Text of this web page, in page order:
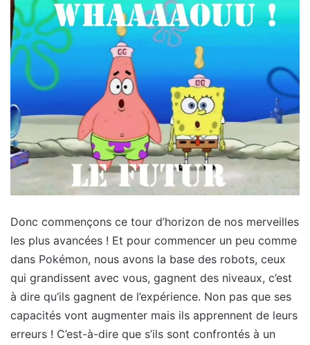
Donc commençons ce tour d’horizon de nos merveilles
les plus avancées ! Et pour commencer un peu comme
dans Pokémon, nous avons la base des robots, ceux
qui grandissent avec vous, gagnent des niveaux, c’est
à dire qu’ils gagnent de l’expérience. Non pas que ses
capacités vont augmenter mais ils apprennent de leurs
erreurs ! C’est-à-dire que s’ils sont confrontés à un